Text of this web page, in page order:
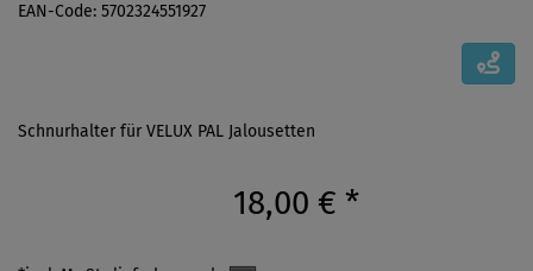
EAN-Code: 5702324551927
Schnurhalter für VELUX PAL Jalousetten
18,00 € *